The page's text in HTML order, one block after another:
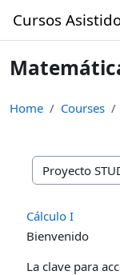
Cursos
Home Courses
Course
Cálculo I
Bienvenido
La clave para